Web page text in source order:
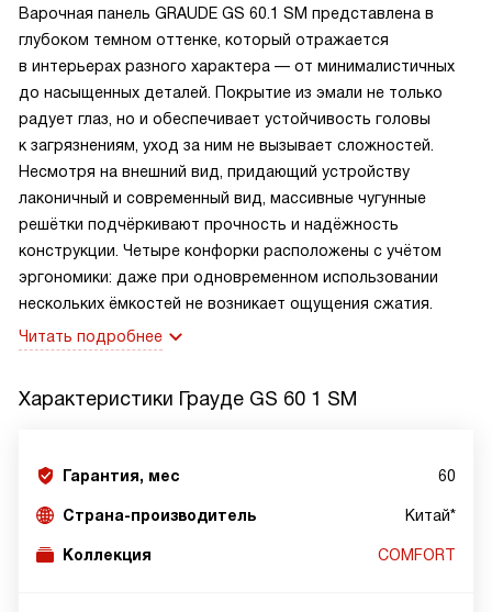
Варочная панель GRAUDE GS 60.1 SM представлена ​​в
глубоком темном оттенке, который отражается
в интерьерах разного характера — от минималистичных
до насыщенных деталей. Покрытие из эмали не только
радует глаз, но и обеспечивает устойчивость головы
к загрязнениям, уход за ним не вызывает сложностей.
Несмотря на внешний вид, придающий устройству
лаконичный и современный вид, массивные чугунные
решётки подчёркивают прочность и надёжность
конструкции. Четыре конфорки расположены с учётом
эргономики: даже при одновременном использовании
нескольких ёмкостей не возникает ощущения сжатия.
Читать подробнее
Характеристики Грауде GS 60 1 SM
Гарантия, мес 60
Страна-производитель Китай*
Коллекция COMFORT